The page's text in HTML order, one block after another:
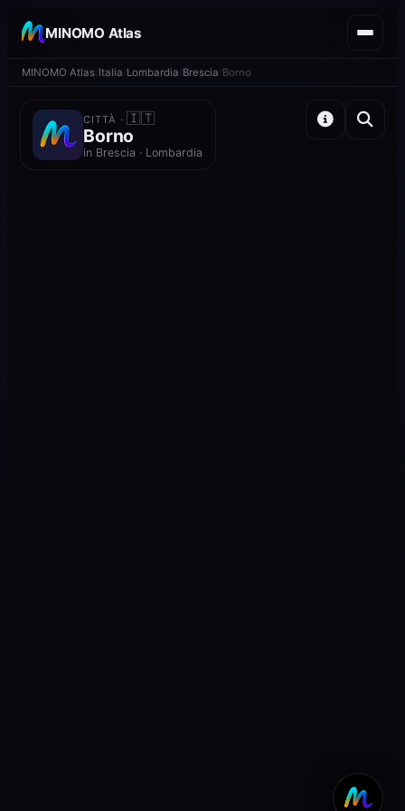
MINOMO Atlas
MINOMO Atlas Italia Lombardia Brescia Borno
CITTÀ ·🇮🇹
Borno
in Brescia · Lombardia